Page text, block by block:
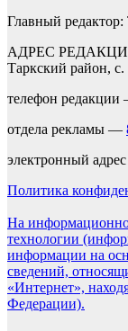
Главный
АДРЕС РЕДАКЦИИ:
Таркский район, с.
телефон
отдела рекламы —
электронный
Политика
На
технологии
информации на
сведений,
«Интернет»,
Федерации).